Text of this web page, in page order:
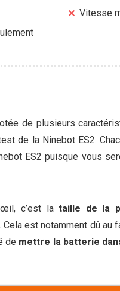
Vitesse
de plusieurs
de la Ninebot ES2.
ES2 puisque vous
c’est lataille de la
est notamment dû au
de mettre la batterie